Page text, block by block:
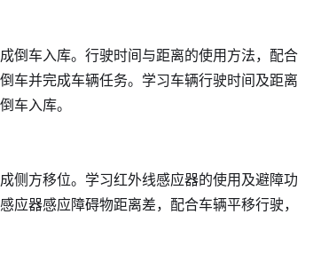
倒车入库。行驶时间与距离的使用方法，配合
车并完成车辆任务。学习车辆行驶时间及距离
车入库。
侧方移位。学习红外线感应器的使用及避障功
应器感应障碍物距离差，配合车辆平移行驶，